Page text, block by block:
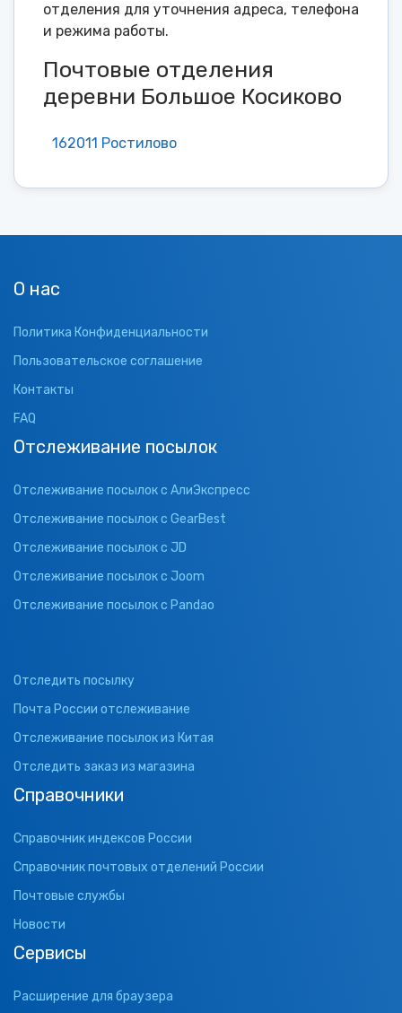
отделения для уточнения адреса, телефона
и режима работы.
Почтовые отделения
деревни Большое Косиково
162011 Ростилово
О нас
Политика Конфиденциальности
Пользовательское соглашение
Контакты
FAQ
Отслеживание посылок
Отслеживание посылок с АлиЭкспресс
Отслеживание посылок с GearBest
Отслеживание посылок с JD
Отслеживание посылок с Joom
Отслеживание посылок с Pandao
Отследить посылку
Почта России отслеживание
Отслеживание посылок из Китая
Отследить заказ из магазина
Справочники
Справочник индексов России
Справочник почтовых отделений России
Почтовые службы
Новости
Сервисы
Расширение для браузера